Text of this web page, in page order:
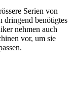
Serien von
dringend benötigtes
nehmen auch
vor, um sie